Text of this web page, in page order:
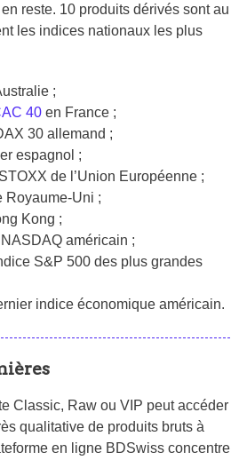
reste. 10 produits dérivés sont au
les indices nationaux les plus
;
40 en France ;
30 allemand ;
espagnol ;
de l’Union Européenne ;
Royaume-Uni ;
Kong ;
américain ;
S&P 500 des plus grandes
indice économique américain.
Classic, Raw ou VIP peut accéder
qualitative de produits bruts à
en ligne BDSwiss concentre